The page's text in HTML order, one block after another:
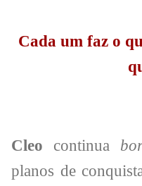
Cada um faz o
Cleo continua
planos de